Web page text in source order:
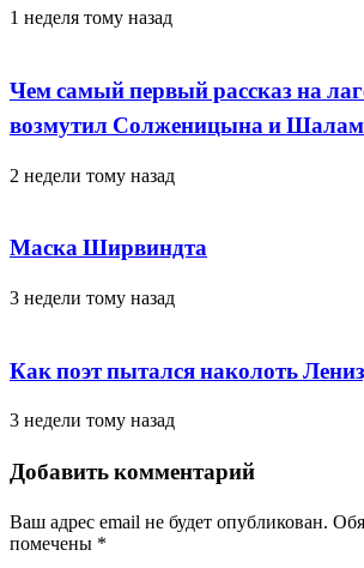
1 неделя тому назад
Чем самый первый рассказ на
возмутил Солженицына и
2 недели тому назад
Маска Ширвиндта
3 недели тому назад
Как поэт пытался наколоть
3 недели тому назад
Добавить комментарий
Ваш адрес email не будет опубликован.
помечены *